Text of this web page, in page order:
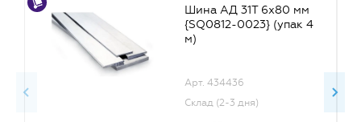
Шина АД 31Т 6х80 мм
{SQ0812-0023} (упак 4
м)
Арт. 434436
Склад (2-3 дня)